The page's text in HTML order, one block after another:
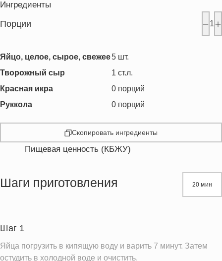
Ингредиенты
Порции 1
Яйцо, целое, сырое, свежее5 шт.
Творожный сыр
1 ст.л.
Красная икра
0 порций
Руккола
0 порций
Скопировать ингредиенты
Пищевая ценность (КБЖУ)
Жиры
Сахар
Холестерин
Вода
257.7 г
Шаги приготовления 20 мин
Шаг 1
Яйца погрузить в кипящую воду и варить 7 минут. Затем
остудить в холодной воде и очистить.